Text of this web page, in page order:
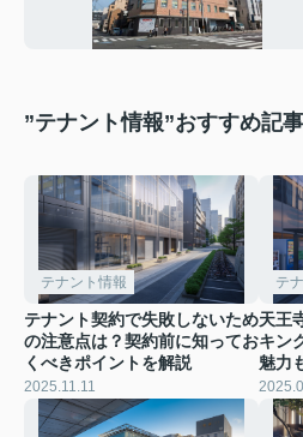
”テナント情報”おすすめ記事
テナント情報
テナント契約で失敗しないため
の注意点は？契約前に知ってお
くべきポイントを解説
2025.11.11
テ
天王
キン
魅力